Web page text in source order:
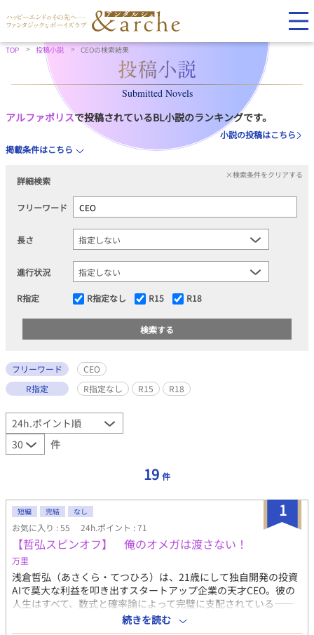
TOP 投稿小説 CEOの検索結果
Submitted Novels
アルファポリスで投稿されているBL小説のランキングです。
小説の投稿はこちら
掲載条件はこちら
詳細検索
×検索条件をクリアする
フリーワード
長さ
進行状況
R指定 R指定なし R15 R18
フリーワード
CEO
R指定
R指定なし R15 R18
件
19 件
1
短編 完結 なし
お気に入り : 55 24h.ポイント : 71
【哲弘スピンオフ】 俺のオメガは渡さない！
万里
浅倉哲弘（あさくら・てつひろ）は、21歳にして独自開発の投資
AIで莫大な利益を叩き出すスタートアップ企業の天才CEO。彼の
人生はすべて、数式と確率論によって完璧に支配されている――
はずだった。 ある春の日、大学のキャンパスで一人の美しいオメ
ガ、蓮見絢（はすみ・じゅん）と衝突したことで、哲弘の完璧な
続きを読む